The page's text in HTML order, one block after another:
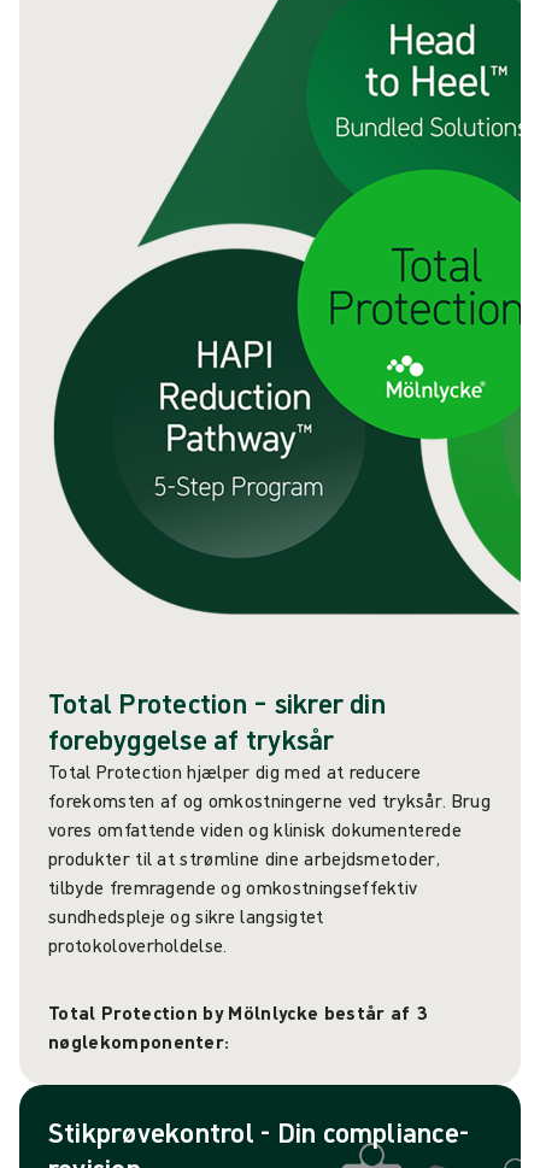
Total Protection – sikrer din
forebyggelse af tryksår
Total Protection hjælper dig med at reducere
forekomsten af og omkostningerne ved tryksår. Brug
vores omfattende viden og klinisk dokumenterede
produkter til at strømline dine arbejdsmetoder,
tilbyde fremragende og omkostningseffektiv
sundhedspleje og sikre langsigtet
protokoloverholdelse.
Total Protection by Mölnlycke består af 3
nøglekomponenter:
Stikprøvekontrol - Din compliance-